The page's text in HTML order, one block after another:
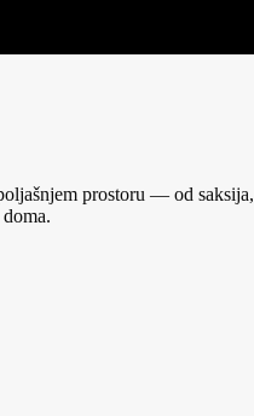
prostoru — od saksija,